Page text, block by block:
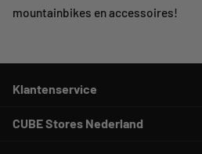
mountainbikes en accessoires!
Klantenservice
CUBE Stores Nederland